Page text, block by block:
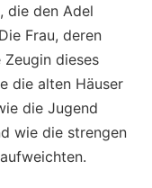
die den Adel
Frau, deren
dieses
die alten Häuser
die Jugend
wie die strengen